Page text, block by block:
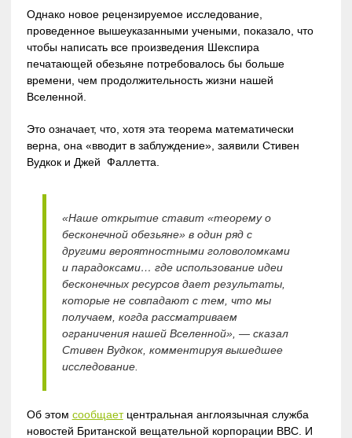
Однако новое рецензируемое исследование,
проведенное вышеуказанными учеными, показало, что
чтобы написать все произведения Шекспира
печатающей обезьяне потребовалось бы больше
времени, чем продолжительность жизни нашей
Вселенной.
Это означает, что, хотя эта теорема математически
верна, она «вводит в заблуждение», заявили Стивен
Вудкок и Джей Фаллетта.
«Наше открытие ставит «теорему о
бесконечной обезьяне» в один ряд с
другими вероятностными головоломками
и парадоксами… где использование идеи
бесконечных ресурсов дает результаты,
которые не совпадают с тем, что мы
получаем, когда рассматриваем
ограничения нашей Вселенной», — сказал
Стивен Вудкок, комментируя вышедшее
исследование.
Об этом сообщаетцентральная англоязычная служба
новостей Британской вещательной корпорации BBC. И